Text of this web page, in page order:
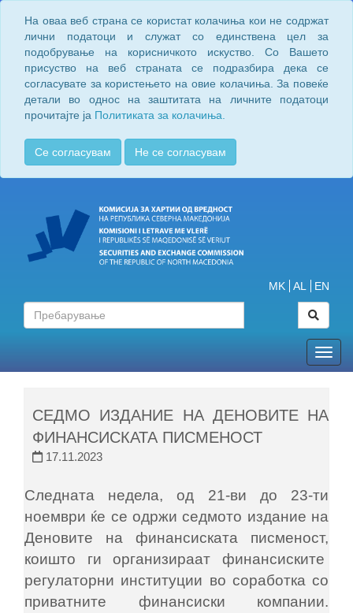
На оваа веб страна се користат колачиња кои не содржат
лични податоци и служат со единствена цел за
подобрување на корисничкото искуство. Со Вашето
присуство на веб страната се подразбира дека се
согласувате за користењето на овие колачиња. За повеќе
детали во однос на заштитата на личните податоци
прочитајте ја Политиката за колачиња.
Се согласувам Не се согласувам
MK AL EN
СЕДМО ИЗДАНИЕ НА ДЕНОВИТЕ НА
ФИНАНСИСКАТА ПИСМЕНОСТ
17.11.2023
Следната недела, од 21-ви до 23-ти
ноември ќе се одржи седмото издание на
Деновите на финансиската писменост,
коишто ги организираат финансиските
регулаторни институции во соработка со
приватните финансиски компании.